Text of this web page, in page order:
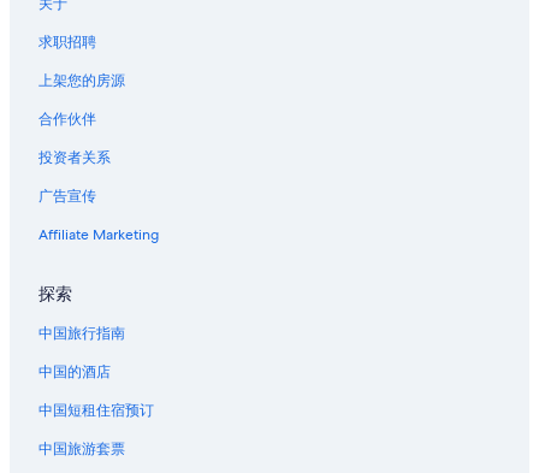
维纳伊圣菲尔曼的酒店
阿洛讷的酒店
阿拉斯火车站附近的酒店
索姆的酒店
蒙特勒伊欧利翁的酒店
皮埃尔丰的酒店
马尔尼莱孔皮耶尼的酒店
梅鲁的酒店
杜朗的酒店
勒普莱西耶于勒的酒店
大瑟罗库尔的酒店
求职招聘
上架您的房源
合作伙伴
投资者关系
广告宣传
Affiliate Marketing
探索
中国旅行指南
中国的酒店
中国短租住宿预订
中国旅游套票